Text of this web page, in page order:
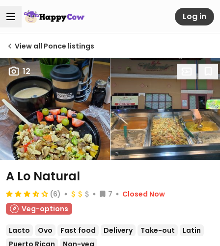
Log in
View all Ponce listings
12
A Lo Natural
(6) 7
Closed Now
Veg-options
Lacto Ovo Fast food Delivery Take-out
Latin
Puerto Rican
Non-veg